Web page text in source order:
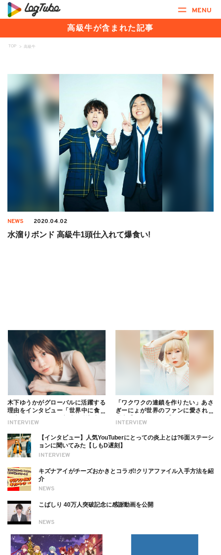
MENU
高級牛が含まれた記事
TOP > 高級牛
NEWS 2020.04.02
水溜りボンド 高級牛1頭仕入れて爆食い!
INTERVIEW
木下ゆうかがグローバルに活躍する
理由をインタビュー「世界中に食べ
ついても
INTERVIEW
「ワクワクの連鎖を作りたい」あさ
ぎーにょが世界のファンに愛される
INTERVIEW
【インタビュー】人気YouTuberにとっての炎上とは?6面ステーシ
ョンに聞いてみた【しもD遅刻】
NEWS
キズナアイがチーズおかきとコラボ!クリアファイル入手方法を紹
介
NEWS
こばしり 40万人突破記念に感謝動画を公開